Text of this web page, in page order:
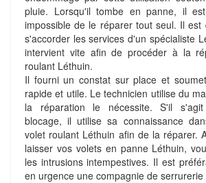
pluie. Lorsqu'il tombe en panne, il
impossible de le réparer tout seul. Il est
s'accorder les services d'un spécialiste
intervient vite afin de procéder à la
roulant Léthuin.
Il fourni un constat sur place et
rapide et utile. Le technicien utilise du
la réparation le nécessite. S'il
blocage, il utilise sa connaissance
volet roulant Léthuin afin de la réparer.
laisser vos volets en panne Léthuin,
les intrusions intempestives. Il est
en urgence une compagnie de serrurerie